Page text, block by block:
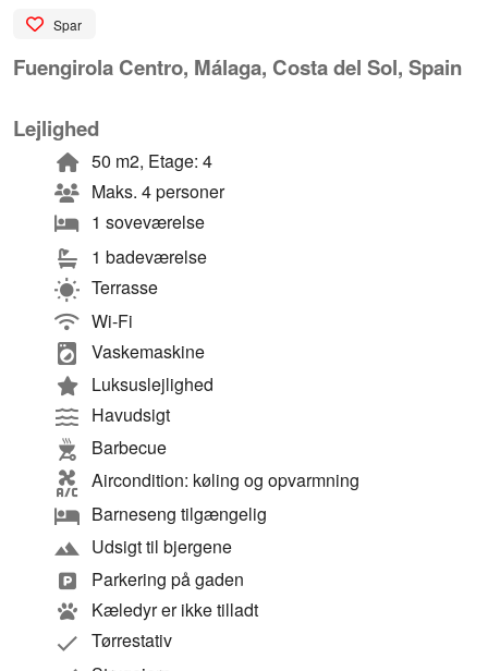
Spar
Fuengirola Centro, Málaga, Costa del Sol, Spain
Lejlighed
50 m2, Etage: 4
Maks. 4 personer
1 soveværelse
1 badeværelse
Terrasse
Wi-Fi
Vaskemaskine
Luksuslejlighed
Havudsigt
Barbecue
Aircondition: køling og opvarmning
Barneseng tilgængelig
Udsigt til bjergene
Parkering på gaden
Kæledyr er ikke tilladt
Tørrestativ